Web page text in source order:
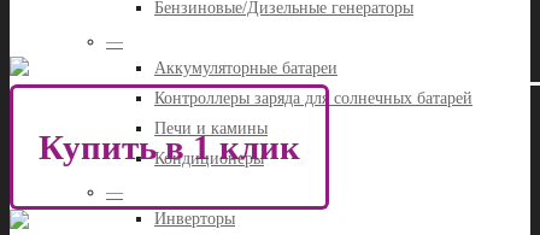
Бензиновые/Дизельные генераторы
—
Аккумуляторные батареи
Контроллеры заряда для солнечных батарей
Печи и камины
Кондиционеры
—
Инверторы
Купить в 1 клик